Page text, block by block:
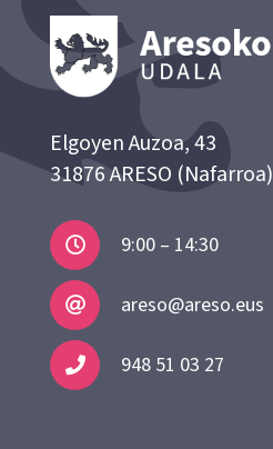
Elgoyen Auzoa, 43
31876 ARESO (Nafarroa)
9:00 – 14:30
areso@areso.eus
948 51 03 27